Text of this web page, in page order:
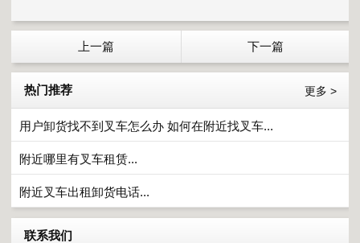
上一篇 下一篇
热门推荐 更多 >
用户卸货找不到叉车怎么办 如何在附近找叉车...
附近哪里有叉车租赁...
附近叉车出租卸货电话...
联系我们